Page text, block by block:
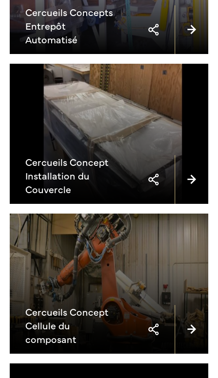
Cercueils Concepts
Entrepôt
Automatisé
Cercueils Concept
Installation du
Couvercle
Cercueils Concept
Cellule du
composant